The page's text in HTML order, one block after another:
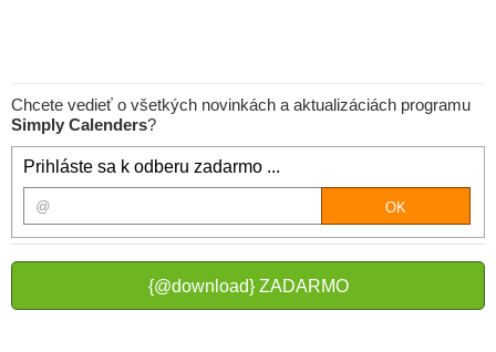
Chcete vedieť o všetkých novinkách a aktualizáciách programu
Simply Calenders?
Prihláste sa k odberu zadarmo ...
{@download} ZADARMO